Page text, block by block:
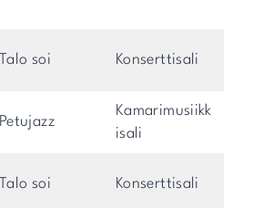
Talo soi Konserttisali
Petujazz
Kamarimusiikk
isali
Talo soi Konserttisali